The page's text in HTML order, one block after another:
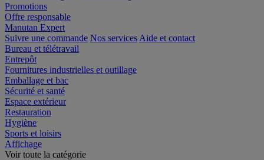
Promotions
Offre responsable
Manutan Expert
Suivre une commande Nos services Aide et contact
Bureau et télétravail
Entrepôt
Fournitures industrielles et outillage
Emballage et bac
Sécurité et santé
Espace extérieur
Restauration
Hygiène
Sports et loisirs
Affichage
Voir toute la catégorie